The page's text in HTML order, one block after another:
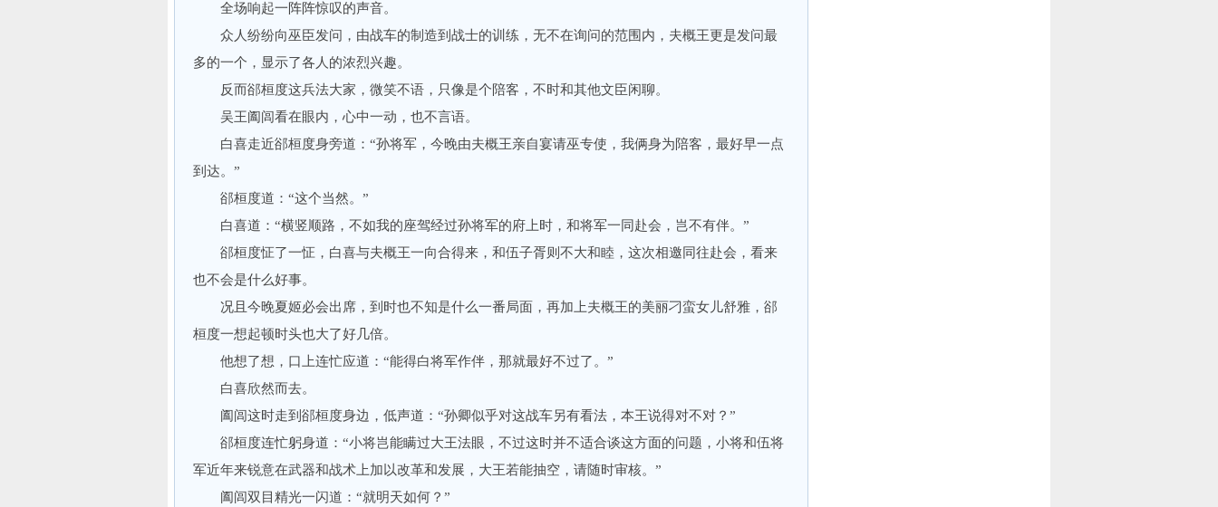
全场响起一阵阵惊叹的声音。
众人纷纷向巫臣发问，由战车的制造到战士的训练，无不在询问的范围内，夫概王更是发问最
多的一个，显示了各人的浓烈兴趣。
反而郤桓度这兵法大家，微笑不语，只像是个陪客，不时和其他文臣闲聊。
吴王阖闾看在眼内，心中一动，也不言语。
白喜走近郤桓度身旁道：“孙将军，今晚由夫概王亲自宴请巫专使，我俩身为陪客，最好早一点
到达。”
郤桓度道：“这个当然。”
白喜道：“横竖顺路，不如我的座驾经过孙将军的府上时，和将军一同赴会，岂不有伴。”
郤桓度怔了一怔，白喜与夫概王一向合得来，和伍子胥则不大和睦，这次相邀同往赴会，看来
也不会是什么好事。
况且今晚夏姬必会出席，到时也不知是什么一番局面，再加上夫概王的美丽刁蛮女儿舒雅，郤
桓度一想起顿时头也大了好几倍。
他想了想，口上连忙应道：“能得白将军作伴，那就最好不过了。”
白喜欣然而去。
阖闾这时走到郤桓度身边，低声道：“孙卿似乎对这战车另有看法，本王说得对不对？”
郤桓度连忙躬身道：“小将岂能瞒过大王法眼，不过这时并不适合谈这方面的问题，小将和伍将
军近年来锐意在武器和战术上加以改革和发展，大王若能抽空，请随时审核。”
阖闾双目精光一闪道：“就明天如何？”